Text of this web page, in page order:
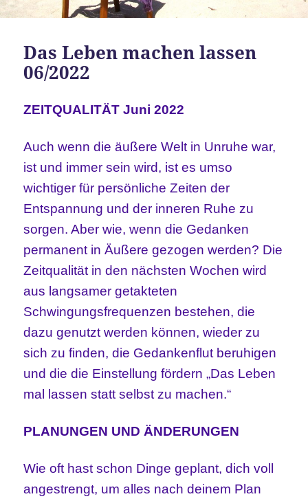
Das Leben machen lassen
06/2022
ZEITQUALITÄT Juni 2022
Auch wenn die äußere Welt in Unruhe war,
ist und immer sein wird, ist es umso
wichtiger für persönliche Zeiten der
Entspannung und der inneren Ruhe zu
sorgen. Aber wie, wenn die Gedanken
permanent in Äußere gezogen werden? Die
Zeitqualität in den nächsten Wochen wird
aus langsamer getakteten
Schwingungsfrequenzen bestehen, die
dazu genutzt werden können, wieder zu
sich zu finden, die Gedankenflut beruhigen
und die die Einstellung fördern „Das Leben
mal lassen statt selbst zu machen.“
PLANUNGEN UND ÄNDERUNGEN
Wie oft hast schon Dinge geplant, dich voll
angestrengt, um alles nach deinem Plan